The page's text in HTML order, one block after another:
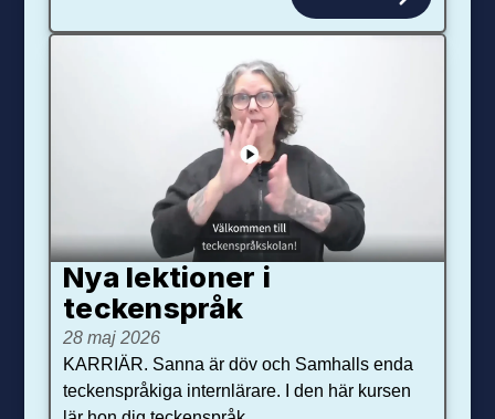
Nya lektioner i
teckenspråk
28 maj 2026
KARRIÄR. Sanna är döv och Samhalls enda
teckenspråkiga internlärare. I den här kursen